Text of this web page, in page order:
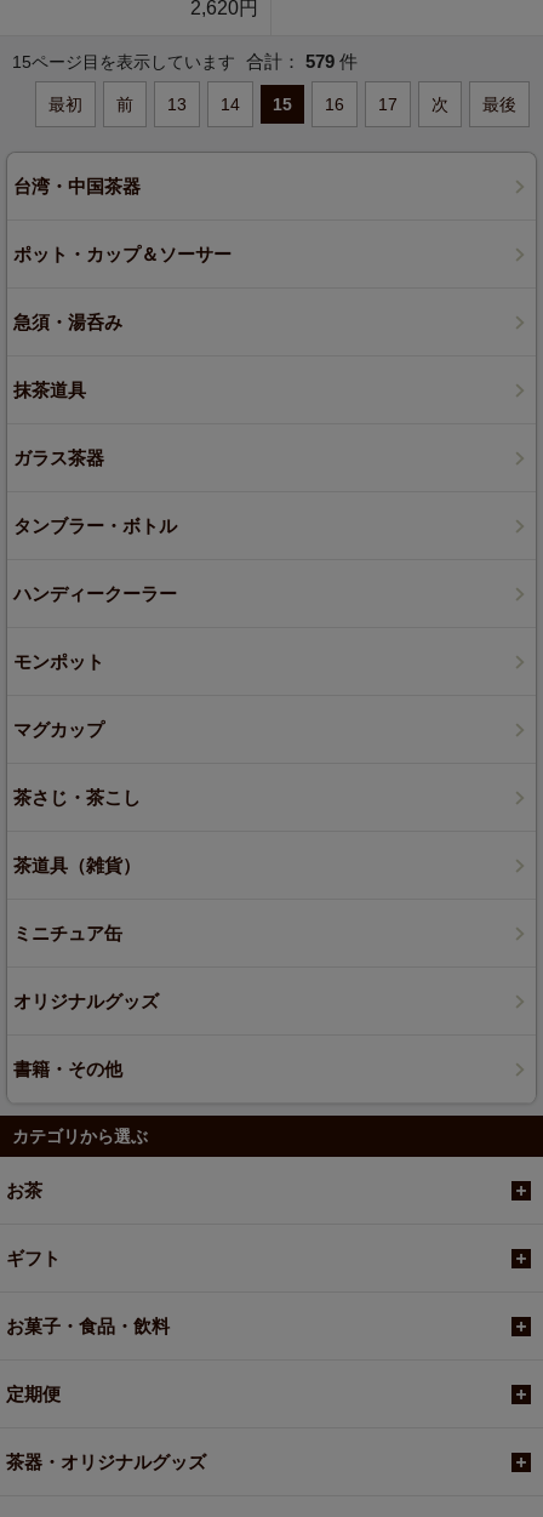
2,620円
15ページ目を表示しています 合計： 579 件
最初 前 13 14 15 16 17 次 最後
台湾・中国茶器
ポット・カップ＆ソーサー
急須・湯呑み
抹茶道具
ガラス茶器
タンブラー・ボトル
ハンディークーラー
モンポット
マグカップ
茶さじ・茶こし
茶道具（雑貨）
ミニチュア缶
オリジナルグッズ
書籍・その他
カテゴリから選ぶ
お茶
ギフト
お菓子・食品・飲料
定期便
茶器・オリジナルグッズ